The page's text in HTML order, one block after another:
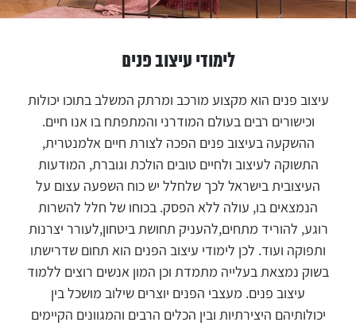
לימודי עיצוב פנים
עיצוב פנים הוא מקצוע מורכב ומרתק המשלב בתוכו יכולות
וכישורים רבים בעולם המודרני והמתפתח בו אנו חיים.
ההשקעה בעיצוב פנים הפכה לצורת חיים אלמנטרית,
התשוקה לעיצוב ולחיים טובים הולכת וגוברת, המודעות
העיצובית בישראל לכך שלחלל יש כוח השפעה עצום על
הנמצאים בו, עולה ללא הפסק. בכוחו של חלל להשרות
רוגע, להוריד מתחים,להעניק תחושת ביטחון,לעורר יצרנות
ותפוקה ועוד. לכן לימודי עיצוב הפנים הוא תחום שדרישתו
בשוק נמצאת בעלייה מתמדת וכן המון אנשים רוצים ללמוד
עיצוב פנים. מעצבי הפנים יוצרים שילוב מושכל בין
יכולותיהם היצירתיות ובין הכלים הרבים והמגוונים הקיימים